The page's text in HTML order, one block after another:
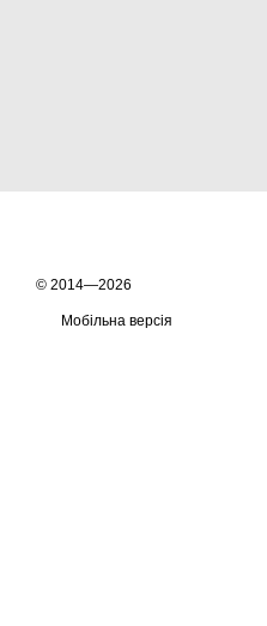
© 2014—2026
Мобільна версія